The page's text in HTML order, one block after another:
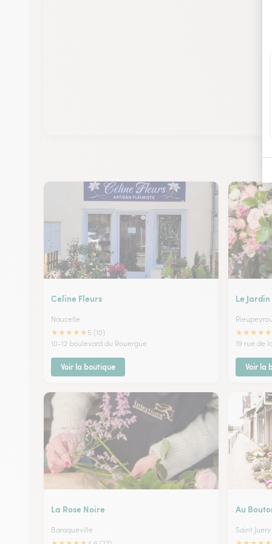
Celine Fleurs
Naucelle
★★★★★ 5 (10)
10-12 boulevard du Rouergue
Voir la boutique
Le
★★★★★
19 rue de
Voir la
La Rose Noire
Baraqueville
Au
Saint Juery